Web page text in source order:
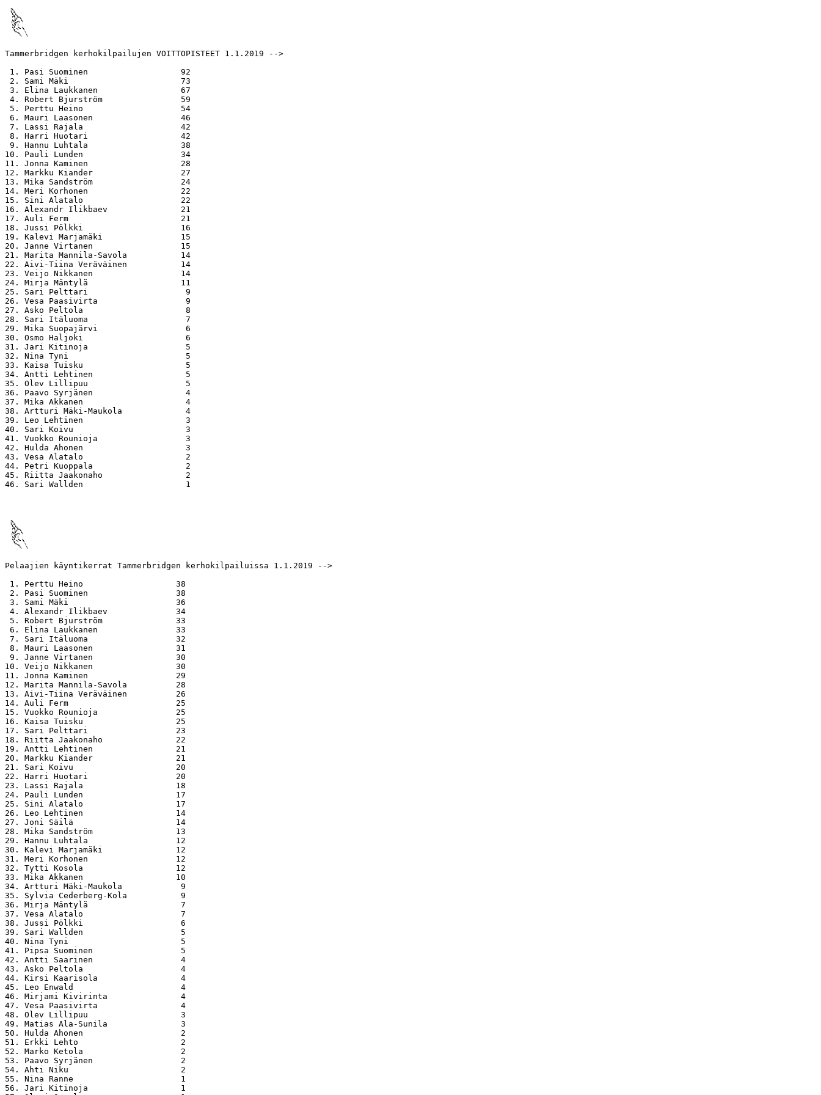
Tammerbridgen kerhokilpailujen VOITTOPISTEET 1.1.2019 -->
1. Pasi Suominen                   92
2. Sami Mäki                       73
3. Elina Laukkanen                 67
4. Robert Bjurström                59
5. Perttu Heino                    54
6. Mauri Laasonen                  46
7. Lassi Rajala                    42
8. Harri Huotari                   42
9. Hannu Luhtala                   38
10. Pauli Lunden                    34
11. Jonna Kaminen                   28
12. Markku Kiander                  27
13. Mika Sandström                  24
14. Meri Korhonen                   22
15. Sini Alatalo                    22
16. Alexandr Ilikbaev               21
17. Auli Ferm                       21
18. Jussi Pölkki                    16
19. Kalevi Marjamäki                15
20. Janne Virtanen                  15
21. Marita Mannila-Savola           14
22. Aivi-Tiina Veräväinen           14
23. Veijo Nikkanen                  14
24. Mirja Mäntylä                   11
25. Sari Pelttari                    9
26. Vesa Paasivirta                  9
27. Asko Peltola                     8
28. Sari Itäluoma                    7
29. Mika Suopajärvi                  6
30. Osmo Haljoki                     6
31. Jari Kitinoja                    5
32. Nina Tyni                        5
33. Kaisa Tuisku                     5
34. Antti Lehtinen                   5
35. Olev Lillipuu                    5
36. Paavo Syrjänen                   4
37. Mika Akkanen                     4
38. Artturi Mäki-Maukola             4
39. Leo Lehtinen                     3
40. Sari Koivu                       3
41. Vuokko Rounioja                  3
42. Hulda Ahonen                     3
43. Vesa Alatalo                     2
44. Petri Kuoppala                   2
45. Riitta Jaakonaho                 2
46. Sari Wallden                     1
Pelaajien käyntikerrat Tammerbridgen kerhokilpailuissa 1.1.2019 -->
1. Perttu Heino                   38
2. Pasi Suominen                  38
3. Sami Mäki                      36
4. Alexandr Ilikbaev              34
5. Robert Bjurström               33
6. Elina Laukkanen                33
7. Sari Itäluoma                  32
8. Mauri Laasonen                 31
9. Janne Virtanen                 30
10. Veijo Nikkanen                 30
11. Jonna Kaminen                  29
12. Marita Mannila-Savola          28
13. Aivi-Tiina Veräväinen          26
14. Auli Ferm                      25
15. Vuokko Rounioja                25
16. Kaisa Tuisku                   25
17. Sari Pelttari                  23
18. Riitta Jaakonaho               22
19. Antti Lehtinen                 21
20. Markku Kiander                 21
21. Sari Koivu                     20
22. Harri Huotari                  20
23. Lassi Rajala                   18
24. Pauli Lunden                   17
25. Sini Alatalo                   17
26. Leo Lehtinen                   14
27. Joni Säilä                     14
28. Mika Sandström                 13
29. Hannu Luhtala                  12
30. Kalevi Marjamäki               12
31. Meri Korhonen                  12
32. Tytti Kosola                   12
33. Mika Akkanen                   10
34. Artturi Mäki-Maukola            9
35. Sylvia Cederberg-Kola           9
36. Mirja Mäntylä                   7
37. Vesa Alatalo                    7
38. Jussi Pölkki                    6
39. Sari Wallden                    5
40. Nina Tyni                       5
41. Pipsa Suominen                  5
42. Antti Saarinen                  4
43. Asko Peltola                    4
44. Kirsi Kaarisola                 4
45. Leo Enwald                      4
46. Mirjami Kivirinta               4
47. Vesa Paasivirta                 4
48. Olev Lillipuu                   3
49. Matias Ala-Sunila               3
50. Hulda Ahonen                    2
51. Erkki Lehto                     2
52. Marko Ketola                    2
53. Paavo Syrjänen                  2
54. Ahti Niku                       2
55. Nina Ranne                      1
56. Jari Kitinoja                   1